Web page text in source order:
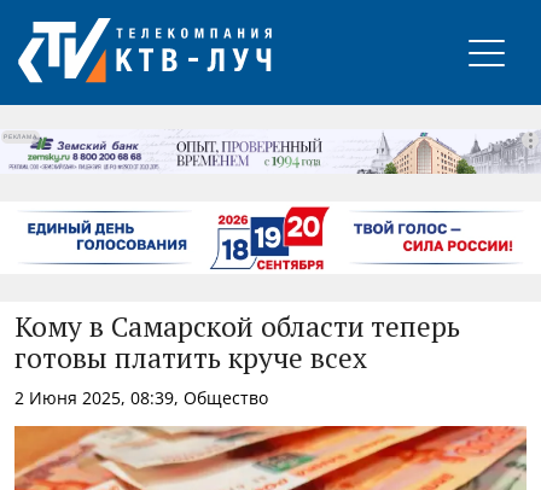
РЕКЛАМА
Кому в Самарской области теперь
готовы платить круче всех
2 Июня 2025, 08:39, Общество